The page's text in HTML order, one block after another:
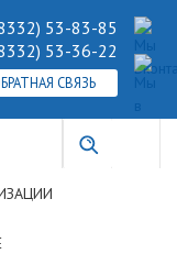
53-83-85
53-36-22
СВЯЗЬ